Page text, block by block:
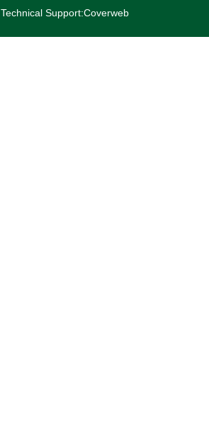
Technical Support:Coverweb